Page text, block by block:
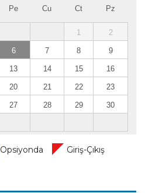
Pe Cu Ct Pz
1 2
6 7 8 9
13 14 15 16
20 21 22 23
27 28 29 30
Opsiyonda Giriş-Çıkış